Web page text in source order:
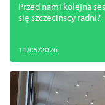
Przed nami kolejna
się szczecińscy radni?
11/05/2026